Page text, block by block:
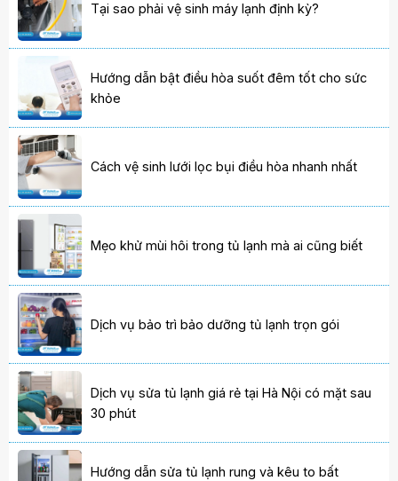
Tại sao phải vệ sinh máy lạnh định kỳ?
Hướng dẫn bật điều hòa suốt đêm tốt cho sức
khỏe
Cách vệ sinh lưới lọc bụi điều hòa nhanh nhất
Mẹo khử mùi hôi trong tủ lạnh mà ai cũng biết
Dịch vụ bảo trì bảo dưỡng tủ lạnh trọn gói
Dịch vụ sửa tủ lạnh giá rẻ tại Hà Nội có mặt sau
30 phút
Hướng dẫn sửa tủ lạnh rung và kêu to bất